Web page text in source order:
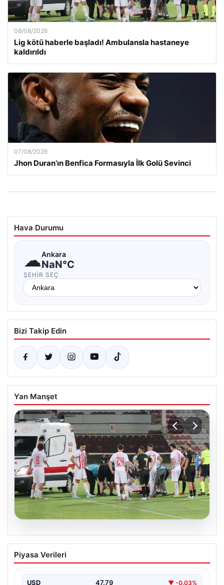
08/08/2026
Lig kötü haberle başladı! Ambulansla hastaneye
kaldırıldı
07/08/2026
Jhon Duran’ın Benfica Formasıyla İlk Golü Sevinci
Hava Durumu
☁Ankara
NaN°C
ŞEHIR SEÇ
Bizi Takip Edin
Yan Manşet
08.08.2026
Lig kötü haberle başladı! Ambulansla
hastaneye kaldırıldı
Piyasa Verileri
USD 47.79 ▼ -0.03%